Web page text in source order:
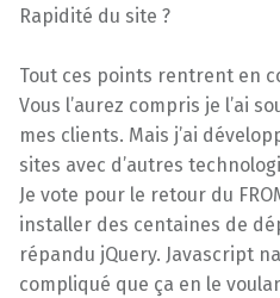
Rapidité du site ?
Tout ces points rentrent en
Vous l’aurez compris je l’ai
mes clients. Mais j’ai
sites avec d’autres
Je vote pour le retour du
installer des centaines de
répandu jQuery. Javascript
compliqué que ça en le